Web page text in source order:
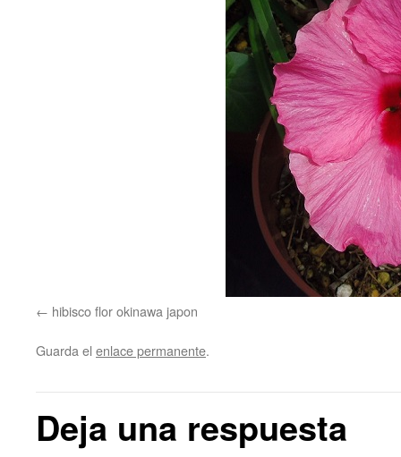
hibisco flor okinawa japon
Guarda el enlace permanente.
Deja una respuesta